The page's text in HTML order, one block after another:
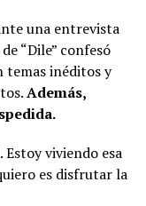
una entrevista
“Dile” confesó
temas inéditos y
Además,
Estoy viviendo esa
es disfrutar la